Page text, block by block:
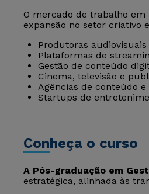
O mercado de trabalho
expansão no setor criativo
Produtoras audiovisuais
Plataformas de
Gestão de conteúdo
Cinema, televisão e
Agências de conteúdo
Startups de
Conheça o curso
A Pós-graduação em
estratégica, alinhada às